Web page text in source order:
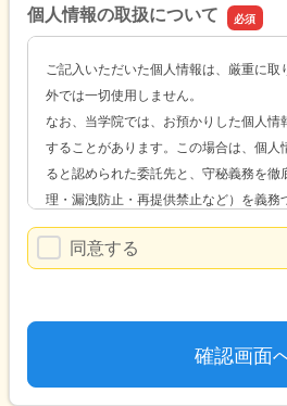
個人情報の取扱について
ご記入いただいた個人情報は、厳重に取
外では一切使用しません。
なお、当学院では、お預かりした個人情
することがあります。この場合は、個人
ると認められた委託先と、守秘義務を
理・漏洩防止・再提供禁止など）を義務
します。 詳細はプライバシーポリシーを
連絡を取らせていただくため
同意する